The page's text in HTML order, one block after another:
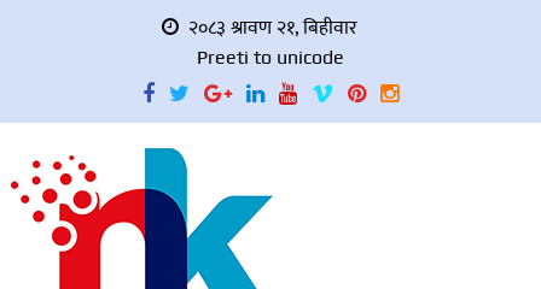
२०८३ श्रावण २१, बिहीवार
Preeti to unicode